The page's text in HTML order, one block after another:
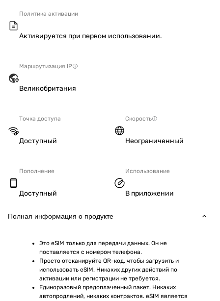
Политика активации
Активируется при первом использовании.
Маршрутизация IP
Великобритания
Точка доступа
Доступный
Скорость
Неограниченный
Пополнение
Доступный
Использование
В приложении
Полная информация о продукте
Это eSIM только для передачи данных. Он не
поставляется с номером телефона.
Просто отсканируйте QR-код, чтобы загрузить и
использовать eSIM. Никаких других действий по
активации или регистрации не требуется.
Единоразовый предоплаченный пакет. Никаких
автопродлений, никаких контрактов. eSIM является